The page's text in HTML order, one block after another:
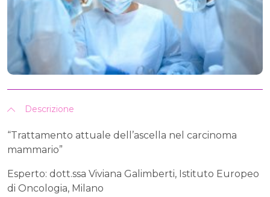
Descrizione
“Trattamento attuale dell’ascella nel carcinoma
mammario”
Esperto: dott.ssa Viviana Galimberti, Istituto Europeo
di Oncologia, Milano